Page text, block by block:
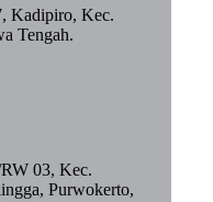
Kadipiro, Kec.
Tengah.
03, Kec.
Purwokerto,